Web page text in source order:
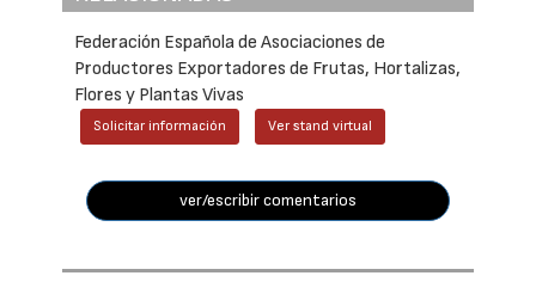
Federación Española de Asociaciones de
Productores Exportadores de Frutas, Hortalizas,
Flores y Plantas Vivas
Solicitar información Ver stand virtual
ver/escribir comentarios